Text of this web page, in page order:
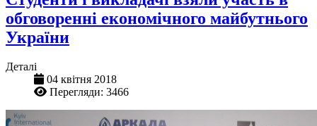
обговоренні економічного майбутнього
України
Деталі
04 квітня 2018
Перегляди: 3466